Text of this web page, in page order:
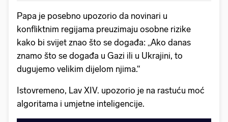
Papa je posebno upozorio da novinari u
konfliktnim regijama preuzimaju osobne rizike
kako bi svijet znao što se događa: „Ako danas
znamo što se događa u Gazi ili u Ukrajini, to
dugujemo velikim dijelom njima.“
Istovremeno, Lav XIV. upozorio je na rastuću moć
algoritama i umjetne inteligencije.